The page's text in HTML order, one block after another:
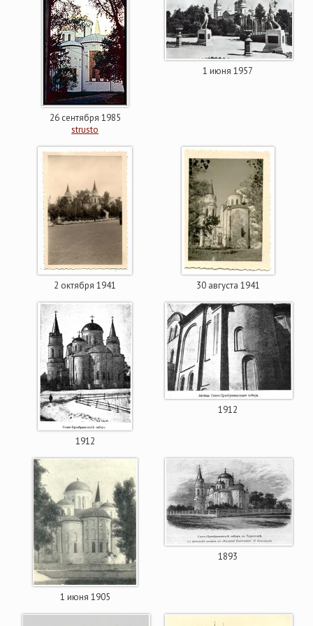
26 сентября 1985
strusto
1 июня 1957
2 октября 1941 30 августа 1941
1912
1912
1 июня 1905
1893